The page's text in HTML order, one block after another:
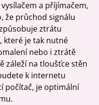
a příjímačem,
že průchod signálu
ztrátu
které je tak nutné
nebo i ztrátě
záleží na tloušťce stěn
k internetu
počítač, je optimální